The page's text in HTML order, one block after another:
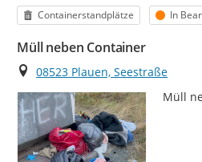
Kategorie
Containerstandplätze Status
In
Müll neben Container
Ort
08523 Plauen, Seestraße
Müll